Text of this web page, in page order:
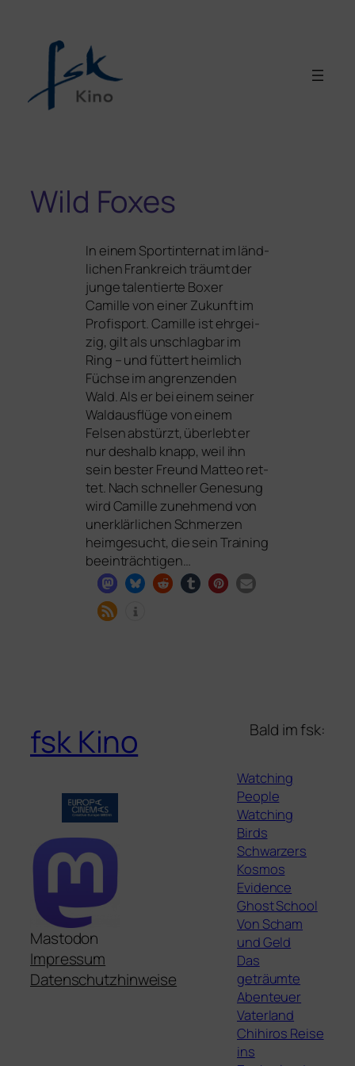
Wild Foxes
In einem Sportinternat im länd­
li­chen Frankreich träumt der
jun­ge talen­tier­te Boxer
Camille von einer Zukunft im
Profisport. Camille ist ehr­gei­
zig, gilt als unschlag­bar im
Ring – und füt­tert heim­lich
Füchse im angren­zen­den
Wald. Als er bei einem sei­ner
Waldausflüge von einem
Felsen abstürzt, über­lebt er
nur des­halb knapp, weil ihn
sein bes­ter Freund Matteo ret­
tet. Nach schnel­ler Genesung
wird Camille zuneh­mend von
uner­klär­li­chen Schmerzen
heim­ge­sucht, die sein Training
beeinträchtigen…
fsk Kino
Mastodon
Impressum
Datenschutzhinweise
Bald im fsk:
Watching
People
Watching
Birds
Schwarzers
Kosmos
Evidence
Ghost School
Von Scham
und Geld
Das
geträumte
Abenteuer
Vaterland
Chihiros Reise
ins